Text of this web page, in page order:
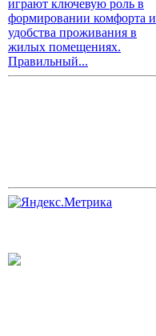
играют ключевую роль в
формировании комфорта и
удобства проживания в
жилых помещениях.
Правильный...